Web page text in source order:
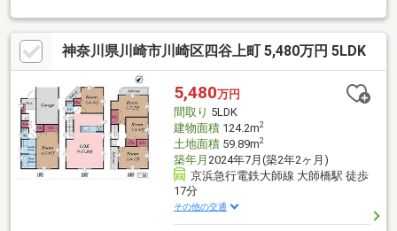
神奈川県川崎市川崎区四谷上町 5,480万円 5LDK
5,480万円
間取り 5LDK
建物面積124.2m2
土地面積59.89m2
築年月 2024年7月(築2年2ヶ月)
京浜急行電鉄大師線 大師橋駅 徒歩
17分
その他の交通